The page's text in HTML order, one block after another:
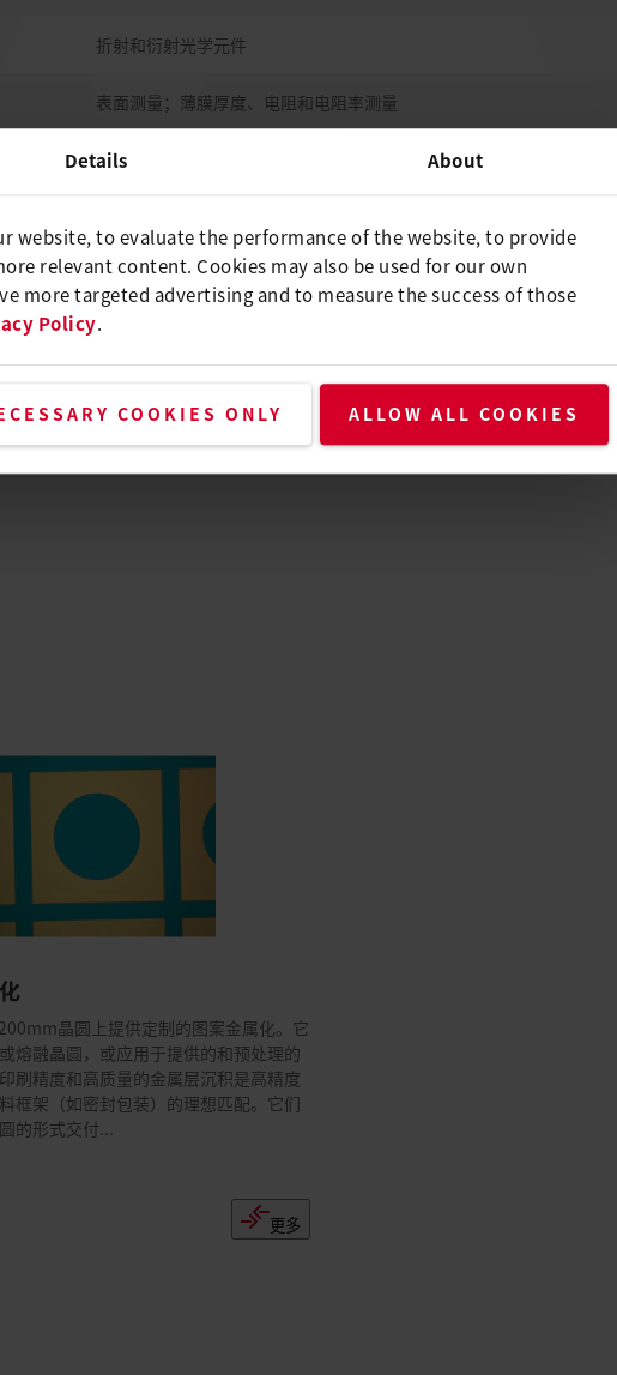
Details About
website, to evaluate the performance of the website, to provide
relevant content. Cookies may also be used for our own
more targeted advertising and to measure the success of those
Policy.
COOKIES ONLY ALLOW ALL COOKIES
折射和衍射光学元件
表面测量；薄膜厚度、电阻和电阻率测量
光学检查和显微镜；带EDX元素分析的SEM显微镜
晶圆上提供定制的图案金属化。它
熔融晶圆，或应用于提供的和预处理的
刷精度和高质量的金属层沉积是高精度
框架（如密封包装）的理想匹配。它们
的形式交付...
更多